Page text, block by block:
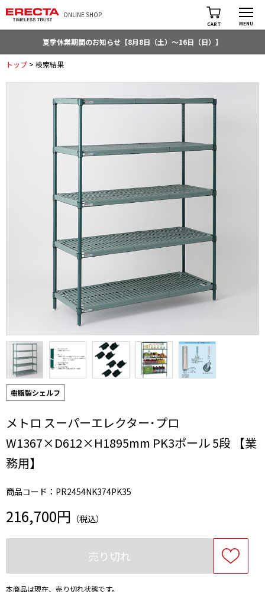
ONLINE SHOP
CART MENU
夏季休業期間のお知らせ【8月8日（土）～16日（日）】
トップ > 検索結果
樹脂製シェルフ
メトロ スーパーエレクター･プロ
W1367×D612×H1895mm PK3ポール 5段 【業
務用】
商品コード：PR2454NK374PK35
216,700円 （税込）
売り切れ
本商品は現在、売り切れ状態です。